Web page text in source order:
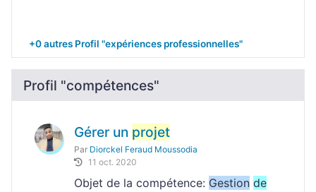
+0 autres Profil "expériences professionnelles"
Profil "compétences"
Gérer un projet
Par Diorckel Feraud Moussodia
11 oct. 2020
Objet de la compétence: Gestion de